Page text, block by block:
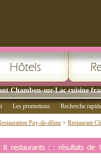
Chambon-sur-Lac cuisine
Les promotions Recherche rapide
Puy-de-dôme > Restaurant
8 restaurants : : résultats de